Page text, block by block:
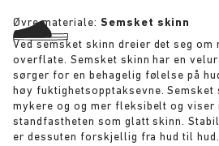
Øvre materiale: Semsket skinn
Ved semsket skinn dreier det seg
overflate. Semsket skinn har en
sørger for en behagelig følelse på
høy fuktighetsopptaksevne.
mykere og og mer fleksibelt og viser
standfastheten som glatt skinn.
er dessuten forskjellig fra hud til